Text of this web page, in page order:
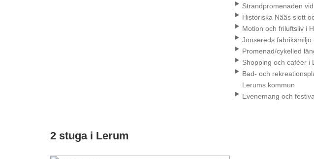
Strandpromenaden
Historiska Nääs slott
Motion och friluftsliv i
Jonsereds fabriksmiljö
Promenad/cykelled
Shopping och caféer i
Bad- och
Lerums kommun
Evenemang och
2 stuga i Lerum